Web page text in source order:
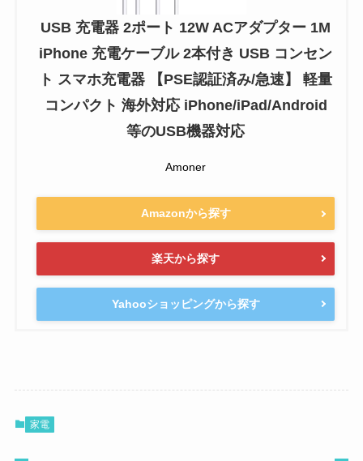
USB 充電器 2ポート 12W ACアダプター 1M
iPhone 充電ケーブル 2本付き USB コンセン
ト スマホ充電器 【PSE認証済み/急速】 軽量
コンパクト 海外対応 iPhone/iPad/Android
等のUSB機器対応
Amoner
Amazonから探す
楽天から探す
Yahooショッピングから探す
家電